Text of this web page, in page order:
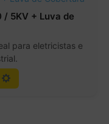
/ 5KV + Luva de
para eletricistas e